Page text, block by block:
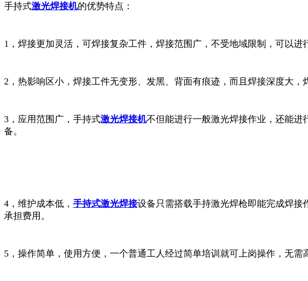
手持式激光焊接机的优势特点：
1，焊接更加灵活，可焊接复杂工件，焊接范围广，不受地域限制，可以进
2，热影响区小，焊接工件无变形、发黑、背面有痕迹，而且焊接深度大
3，应用范围广，手持式激光焊接机不但能进行一般激光焊接作业，还能
备。
4，维护成本低， 手持式激光焊接设备只需搭载手持激光焊枪即能完成焊
承担费用。
5，操作简单，使用方便，一个普通工人经过简单培训就可上岗操作，无需